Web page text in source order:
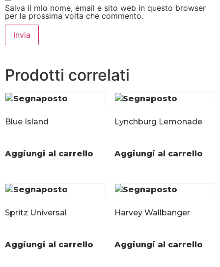
Salva il mio nome, email e sito web in questo browser
per la prossima volta che commento.
Prodotti correlati
Blue Island
Aggiungi al carrello
Lynchburg Lemonade
Aggiungi al carrello
Spritz Universal
Aggiungi al carrello
Harvey Wallbanger
Aggiungi al carrello